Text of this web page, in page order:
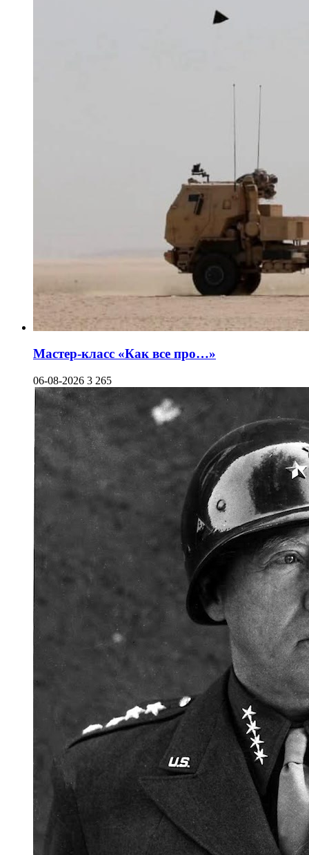
Мастер-класс «Как все про…»
06-08-2026 3 265